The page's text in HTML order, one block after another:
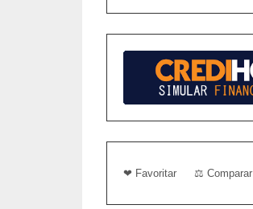
❤ Favoritar ⚖ Comparar